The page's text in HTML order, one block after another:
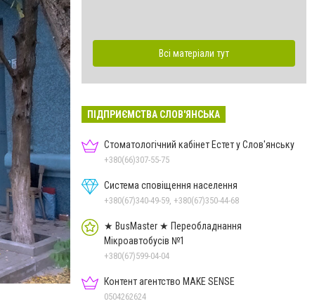
Всі матеріали тут
ПІДПРИЄМСТВА СЛОВ'ЯНСЬКА
Стоматологічний кабінет Естет у Слов'янську
+380(66)307-55-75
Система сповіщення населення
+380(67)340-49-59, +380(67)350-44-68
★ BusMaster ★ Переобладнання
Мікроавтобусів №1
+380(67)599-04-04
Контент агентство MAKE SENSE
0504262624